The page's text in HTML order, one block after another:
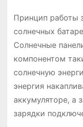
Принцип работы
солнечных
Солнечные
компонентом
солнечную
энергия
аккумуляторе, а
зарядки